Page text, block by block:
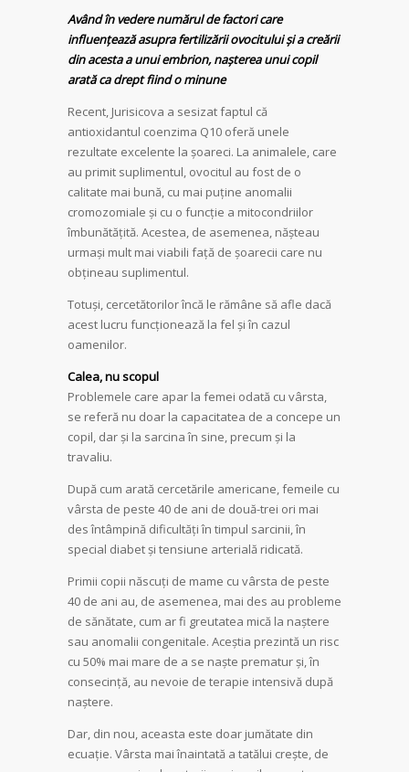
Având în vedere numărul de factori care
influențează asupra fertilizării ovocitului și a creării
din acesta a unui embrion, nașterea unui copil
arată ca drept fiind o minune
Recent, Jurisicova a sesizat faptul că
antioxidantul coenzima Q10 oferă unele
rezultate excelente la șoareci. La animalele, care
au primit suplimentul, ovocitul au fost de o
calitate mai bună, cu mai puține anomalii
cromozomiale și cu o funcție a mitocondriilor
îmbunătățită. Acestea, de asemenea, nășteau
urmași mult mai viabili față de șoarecii care nu
obțineau suplimentul.
Totuși, cercetătorilor încă le rămâne să afle dacă
acest lucru funcționează la fel și în cazul
oamenilor.
Calea, nu scopul
Problemele care apar la femei odată cu vârsta,
se referă nu doar la capacitatea de a concepe un
copil, dar și la sarcina în sine, precum și la
travaliu.
După cum arată cercetările americane, femeile cu
vârsta de peste 40 de ani de două-trei ori mai
des întâmpină dificultăți în timpul sarcinii, în
special diabet și tensiune arterială ridicată.
Primii copii născuți de mame cu vârsta de peste
40 de ani au, de asemenea, mai des au probleme
de sănătate, cum ar fi greutatea mică la naștere
sau anomalii congenitale. Aceștia prezintă un risc
cu 50% mai mare de a se naște prematur și, în
consecință, au nevoie de terapie intensivă după
naștere.
Dar, din nou, aceasta este doar jumătate din
ecuație. Vârsta mai înaintată a tatălui crește, de